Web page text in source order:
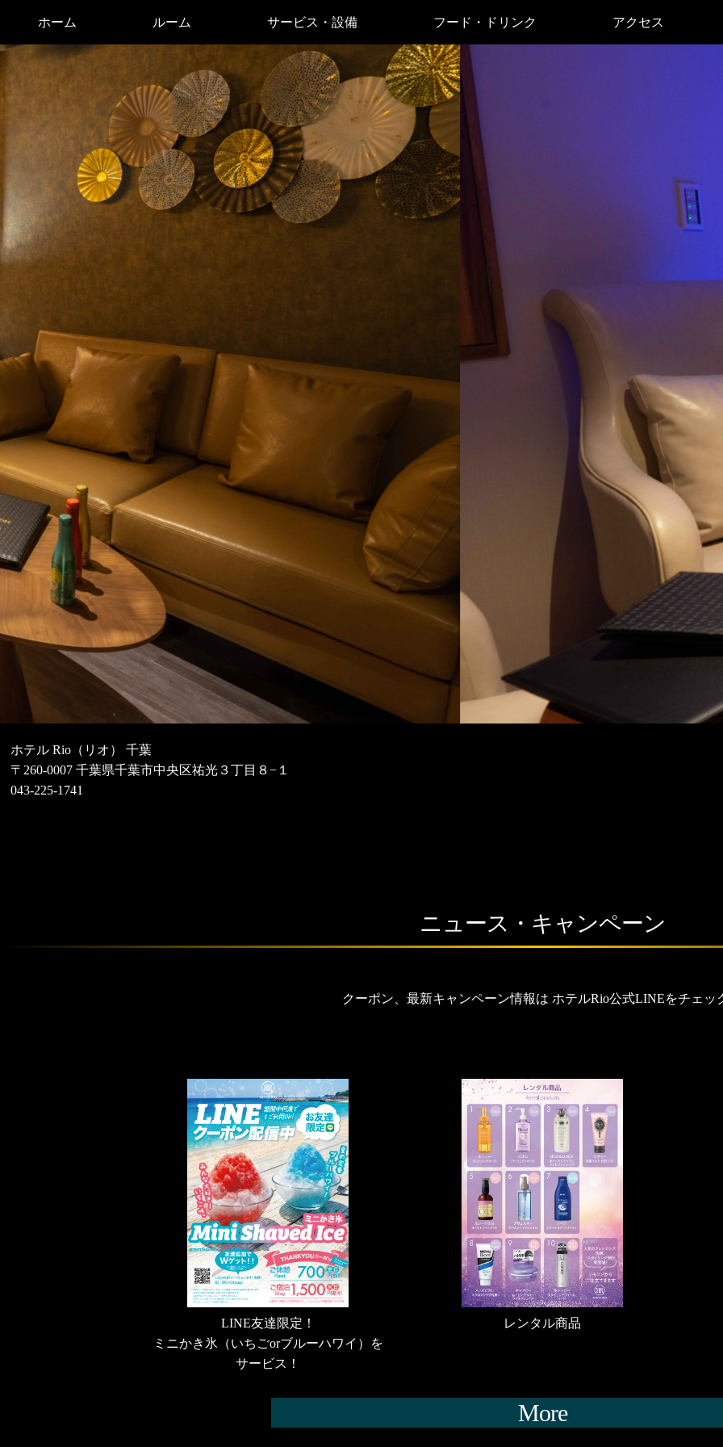
ホーム ルーム サービス・設備 フード・ドリンク アクセス
ホテル Rio（リオ） 千葉
〒260-0007 千葉県千葉市中央区祐光３丁目８−１
043-225-1741
ニュース・キャンペーン
クーポン、最新キャンペーン情報は ホテルRio公式LINEをチェッ
LINE友達限定！
ミニかき氷（いちごorブルーハワイ）を
サービス！
レンタル商品
More